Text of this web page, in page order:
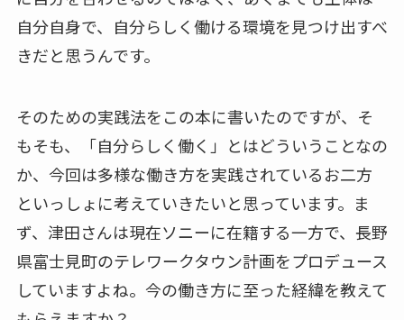
自分自身で、自分らしく働ける環境を見つけ出すべ
きだと思うんです。
そのための実践法をこの本に書いたのですが、そ
もそも、「自分らしく働く」とはどういうことなの
か、今回は多様な働き方を実践されているお二方
といっしょに考えていきたいと思っています。ま
ず、津田さんは現在ソニーに在籍する一方で、長野
県富士見町のテレワークタウン計画をプロデュース
していますよね。今の働き方に至った経緯を教えて